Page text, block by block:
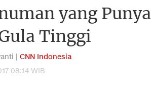
yang Punya
Tinggi
| CNN Indonesia
08:14 WIB